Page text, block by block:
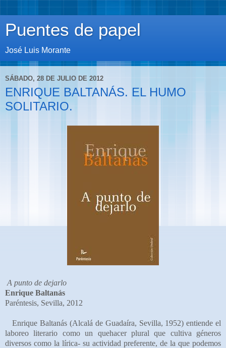
Puentes de papel
José Luis Morante
SÁBADO, 28 DE JULIO DE 2012
ENRIQUE BALTANÁS. EL HUMO
SOLITARIO.
A punto de dejarlo
Enrique Baltanás
Paréntesis, Sevilla, 2012
Enrique Baltanás (Alcalá de Guadaíra, Sevilla, 1952) entiende el
laboreo literario como un quehacer plural que cultiva géneros
diversos como la lírica- su actividad preferente, de la que podemos